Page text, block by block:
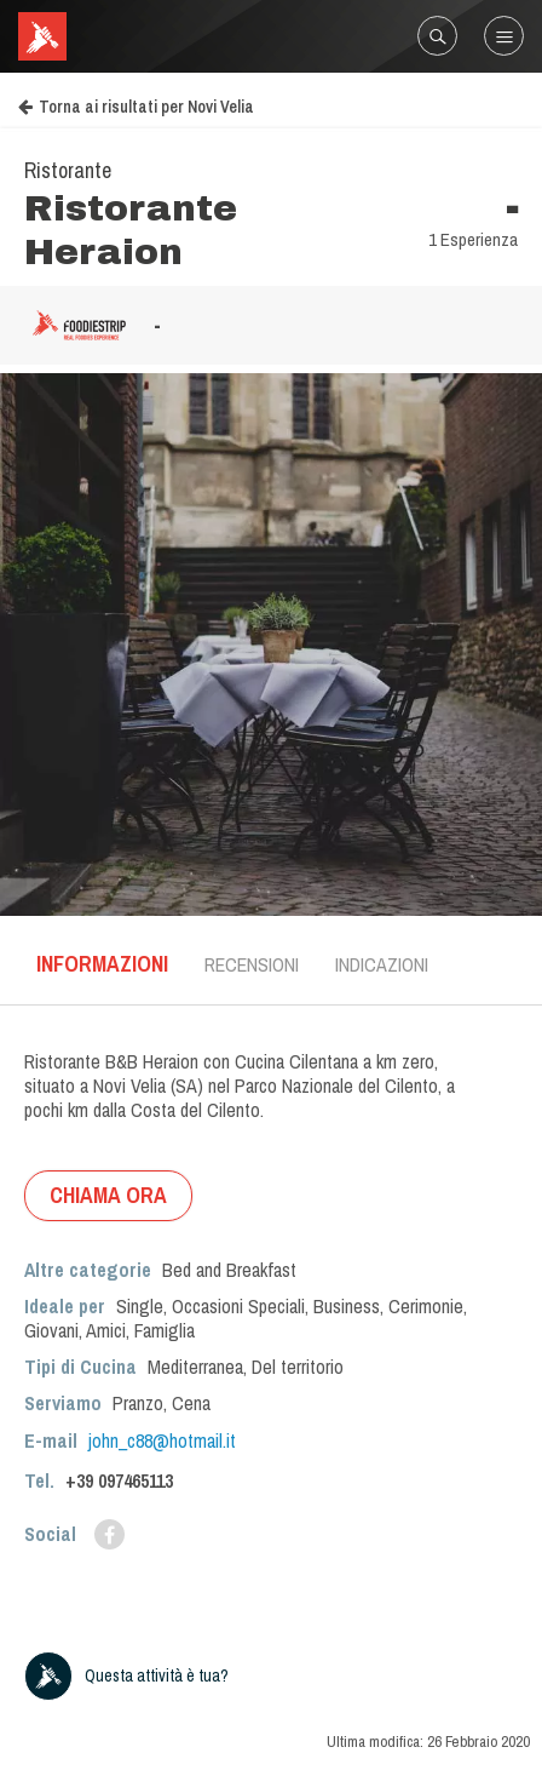
Torna ai risultati per Novi Velia
Ristorante
Ristorante
Heraion
-
1 Esperienza
-
INFORMAZIONI RECENSIONI INDICAZIONI
Ristorante B&B Heraion con Cucina Cilentana a km zero,
situato a Novi Velia (SA) nel Parco Nazionale del Cilento, a
pochi km dalla Costa del Cilento.
CHIAMA ORA
Altre categorie Bed and Breakfast
Ideale per Single, Occasioni Speciali, Business, Cerimonie,
Giovani,Amici, Famiglia
Tipi di Cucina Mediterranea, Del territorio
Serviamo Pranzo, Cena
E-mail john_c88@hotmail.it
Tel. +39 097465113
Social
Questa attività è tua?
Ultima modifica: 26 Febbraio 2020